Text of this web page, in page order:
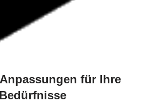
für Ihre
Bedürfnisse